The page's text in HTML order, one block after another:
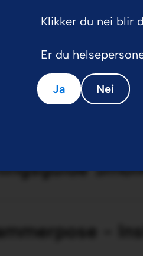
-
Klikker du nei blir
Er du
Ja Nei